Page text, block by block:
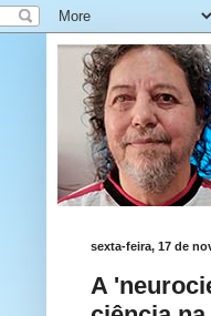
sexta-feira, 17 de
A